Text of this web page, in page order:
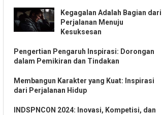
Kegagalan Adalah Bagian dari
Perjalanan Menuju
Kesuksesan
Pengertian Pengaruh Inspirasi: Dorongan
dalam Pemikiran dan Tindakan
Membangun Karakter yang Kuat: Inspirasi
dari Perjalanan Hidup
INDSPNCON 2024: Inovasi, Kompetisi, dan